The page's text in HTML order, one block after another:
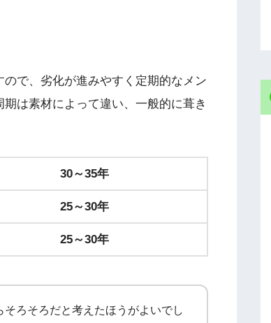
ので、劣化が進みやすく定期的なメン
は素材によって違い、一般的に葺き
30～35年
25～30年
25～30年
そろそろだと考えたほうがよいでし